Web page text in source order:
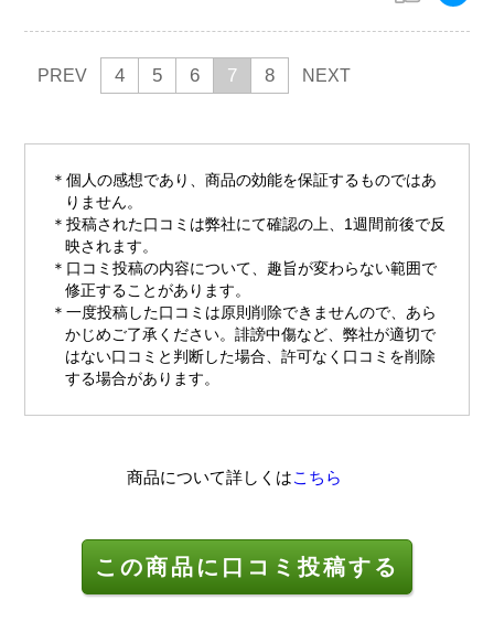
PREV 4 5 6 7 8 NEXT
個人の感想であり、商品の効能を保証するものではあ
りません。
投稿された口コミは弊社にて確認の上、1週間前後で反
映されます。
口コミ投稿の内容について、趣旨が変わらない範囲で
修正することがあります。
一度投稿した口コミは原則削除できませんので、あら
かじめご了承ください。誹謗中傷など、弊社が適切で
はない口コミと判断した場合、許可なく口コミを削除
する場合があります。
商品について詳しくはこちら
この商品に口コミ投稿する